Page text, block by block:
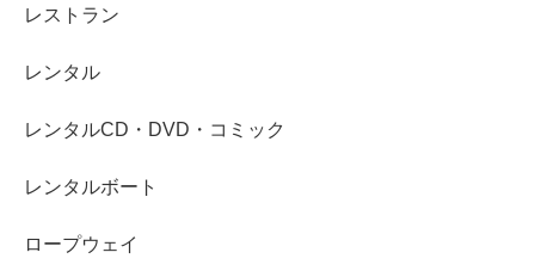
レストラン
レンタル
レンタルCD・DVD・コミック
レンタルボート
ロープウェイ